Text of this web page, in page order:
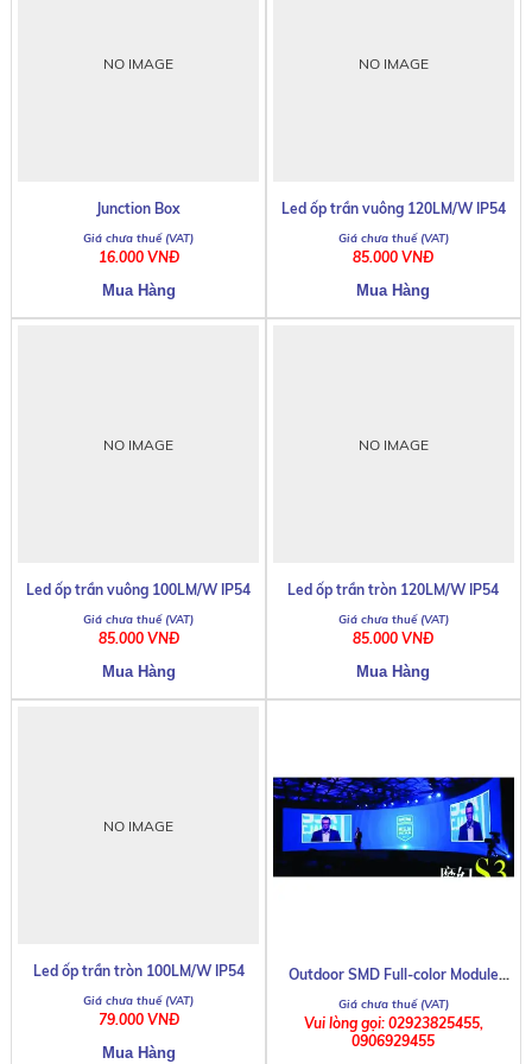
NO IMAGE
Junction Box
16.000 VNĐ
NO IMAGE
Led ốp trần vuông 120LM/W IP54
85.000 VNĐ
NO IMAGE
Led ốp trần vuông 100LM/W IP54
85.000 VNĐ
NO IMAGE
Led ốp trần tròn 120LM/W IP54
85.000 VNĐ
NO IMAGE
Led ốp trần tròn 100LM/W IP54
79.000 VNĐ
Outdoor SMD Full-color Module
Vui lòng gọi: 02923825455,
0906929455